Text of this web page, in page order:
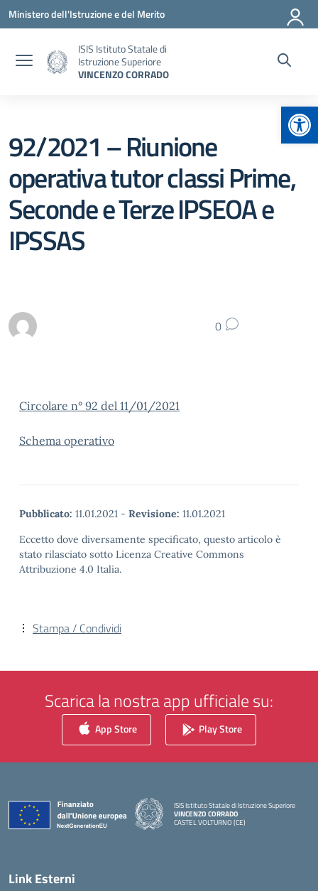
Vai ai contenuti
Vai al menu di navigazione
Vai al footer
Ministero dell'Istruzione e del Merito
ISIS Istituto Statale di
Istruzione Superiore
VINCENZO CORRADO
92/2021 – Riunione
operativa tutor classi Prime,
Seconde e Terze IPSEOA e
IPSSAS
0
Circolare n° 92 del 11/01/2021
Schema operativo
Pubblicato: 11.01.2021 - Revisione: 11.01.2021
Eccetto dove diversamente specificato, questo articolo è
stato rilasciato sotto Licenza Creative Commons
Attribuzione 4.0 Italia.
Stampa / Condividi
Scarica la nostra app ufficiale su:
App Store Play Store
ISIS Istituto Statale di Istruzione Superiore
VINCENZO CORRADO
CASTEL VOLTURNO (CE)
Link Esterni